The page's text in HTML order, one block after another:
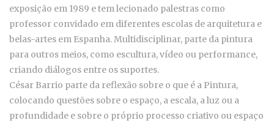
exposição em 1989 e tem lecionado palestras como
professor convidado em diferentes escolas de arquitetura e
belas-artes em Espanha. Multidisciplinar, parte da pintura
para outros meios, como escultura, vídeo ou performance,
criando diálogos entre os suportes.
César Barrio parte da reflexão sobre o que é a Pintura,
colocando questões sobre o espaço, a escala, a luz ou a
profundidade e sobre o próprio processo criativo ou espaço